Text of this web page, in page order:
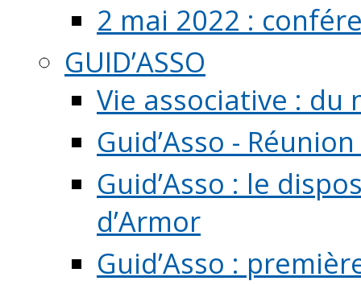
2 mai 2022 :
GUID’ASSO
Vie associative : du
Guid’Asso -
Guid’Asso : le
d’Armor
Guid’Asso :